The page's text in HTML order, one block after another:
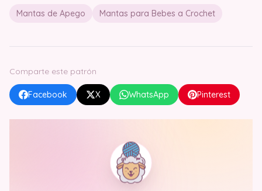
Mantas de Apego Mantas para Bebes a Crochet
Comparte este patrón
Facebook X WhatsApp Pinterest